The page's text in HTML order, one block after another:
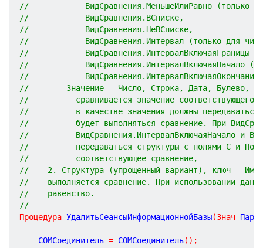
//            ВидСравнения.МеньшеИлиРавно (только
//            ВидСравнения.ВСписке,
//            ВидСравнения.НеВСписке,
//            ВидСравнения.Интервал (только для
//            ВидСравнения.ИнтервалВключаяГраницы
//            ВидСравнения.ИнтервалВключаяНачало
//            ВидСравнения.ИнтервалВключаяОкончание
//        Значение - Число, Строка, Дата, Булево,
//          сравнивается значение соответствующего
//          в качестве значения должны передаваться
//          будет выполняться сравнение. При
//          ВидСравнения.ИнтервалВключаяНачало и
//          передаваться структуры с полями С и По,
//          соответствующее сравнение,
//    2. Структура (упрощенный вариант), ключ - Имя
//    выполняется сравнение. При использовании
//    равенство.
//
Процедура УдалитьСеансыИнформационнойБазы(Знач
	COMСоединитель
= COMСоединитель( ) ;